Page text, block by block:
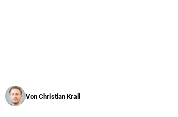
Von Christian Krall